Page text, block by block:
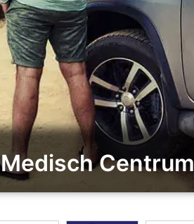
Centrum